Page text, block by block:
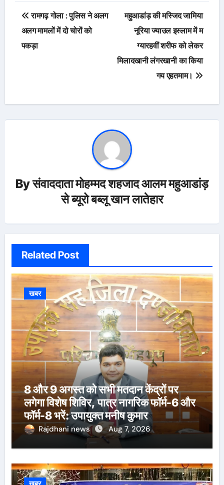
Post
navigation
रामगढ़ गोला : पुलिस ने अलग
अलग मामलों में दो चोरों को
पकड़ा
महुआडांड़ की मस्जिद जामिया
नूरिया ज्याउल इस्लाम में म
ग्यारहवीं शरीफ को लेकर
मिलादखानी लंगरखानी का किया
गय एहतमाम।
Byसंवाददाता मोहम्मद शहजाद आलम महुआडांड़
से ब्यूरो बब्लू खान लातेहार
Related Post
खबर
8 और 9 अगस्त को सभी मतदान केंद्रों पर
लगेगा विशेष शिविर, पात्र नागरिक फॉर्म-6 और
फॉर्म-8 भरें: उपायुक्त मनीष कुमार
Rajdhani news Aug 7, 2026